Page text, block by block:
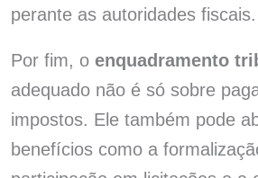
perante as autoridades fiscais.
Por fim, o enquadramento
adequado não é só sobre
impostos. Ele também pode
benefícios como a